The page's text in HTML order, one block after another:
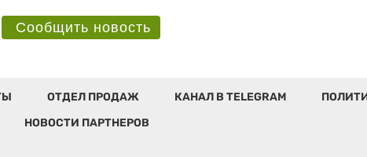
Сообщить новость
ОТДЕЛ ПРОДАЖ КАНАЛ В TELEGRAM
НОВОСТИ ПАРТНЕРОВ